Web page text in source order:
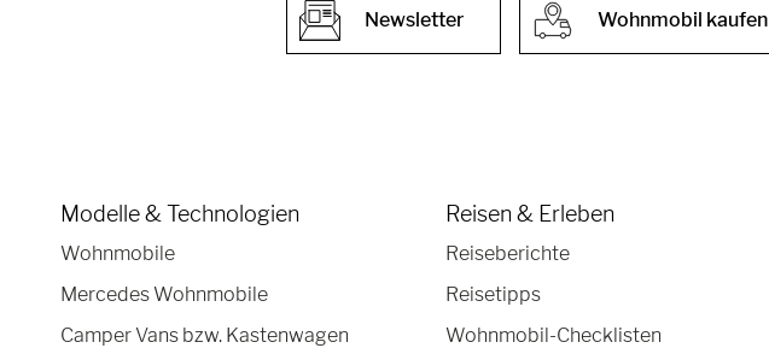
Wohnmobil kaufen
Newsletter
Modelle & Technologien
Wohnmobile
Mercedes Wohnmobile
Camper Vans bzw. Kastenwagen
Reisen & Erleben
Reiseberichte
Reisetipps
Wohnmobil-Checklisten